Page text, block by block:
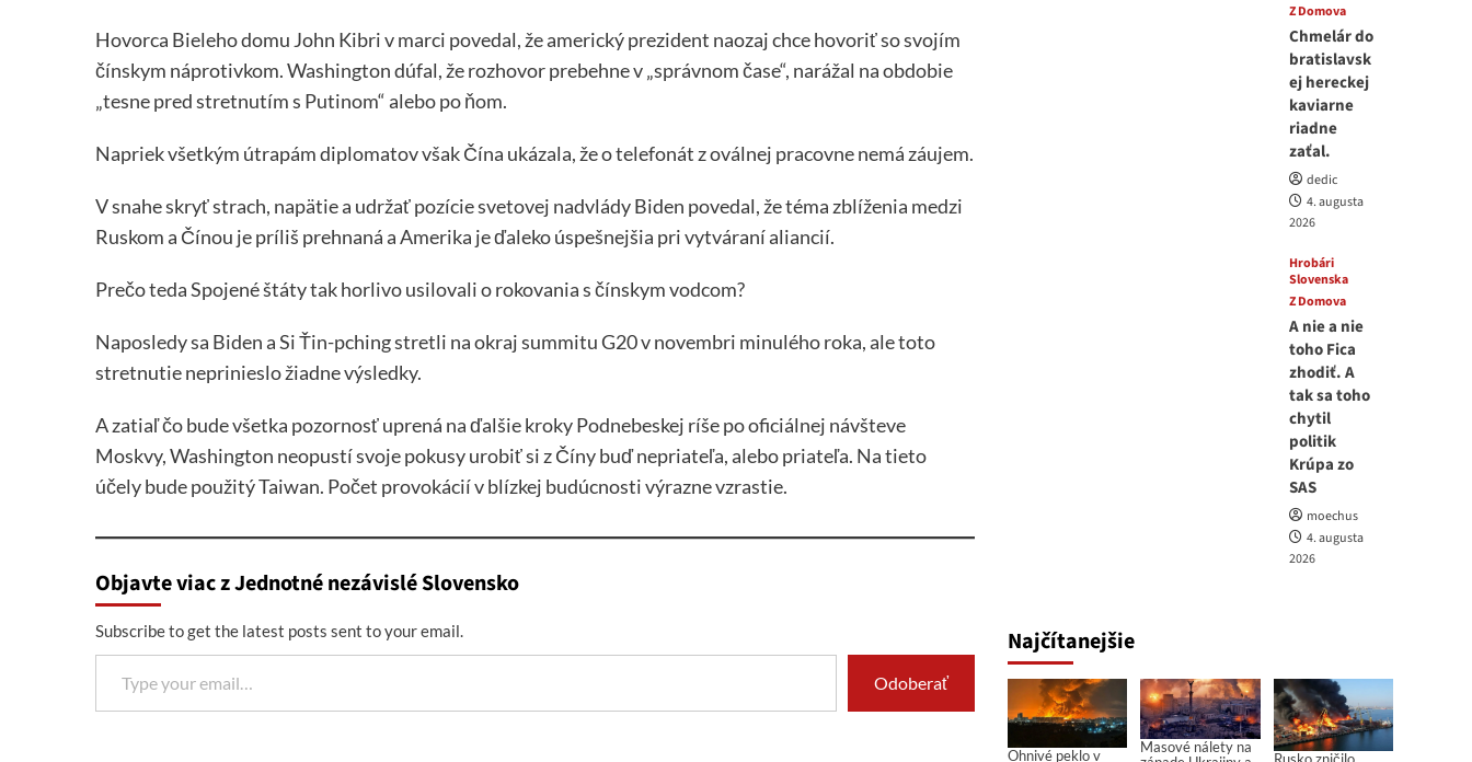
Hovorca Bieleho domu John Kibri v marci povedal, že americký prezident naozaj chce hovoriť so svojím
čínskym náprotivkom. Washington dúfal, že rozhovor prebehne v „správnom čase“, narážal na obdobie
„tesne pred stretnutím s Putinom“ alebo po ňom.
Napriek všetkým útrapám diplomatov však Čína ukázala, že o telefonát z oválnej pracovne nemá záujem.
V snahe skryť strach, napätie a udržať pozície svetovej nadvlády Biden povedal, že téma zblíženia medzi
Ruskom a Čínou je príliš prehnaná a Amerika je ďaleko úspešnejšia pri vytváraní aliancií.
Prečo teda Spojené štáty tak horlivo usilovali o rokovania s čínskym vodcom?
Naposledy sa Biden a Si Ťin-pching stretli na okraj summitu G20 v novembri minulého roka, ale toto
stretnutie neprinieslo žiadne výsledky.
A zatiaľ čo bude všetka pozornosť uprená na ďalšie kroky Podnebeskej ríše po oficiálnej návšteve
Moskvy, Washington neopustí svoje pokusy urobiť si z Číny buď nepriateľa, alebo priateľa. Na tieto
účely bude použitý Taiwan. Počet provokácií v blízkej budúcnosti výrazne vzrastie.
Objavte viac z Jednotné nezávislé Slovensko
Subscribe to get the latest posts sent to your email.
Type your email…
Odoberať
Z Domova
Chmelár do
bratislavsk
ej hereckej
kaviarne
riadne
zaťal.
dedic
4. augusta
2026
Hrobári
Slovenska
Z Domova
A nie a nie
toho Fica
zhodiť. A
tak sa toho
chytil
politik
Krúpa zo
SAS
moechus
4. augusta
2026
Najčítanejšie
Ohnivé peklo v
Masové nálety na